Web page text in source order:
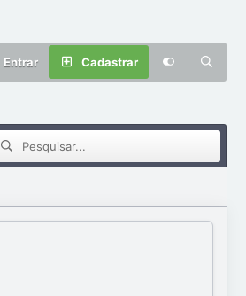
Entrar Cadastrar